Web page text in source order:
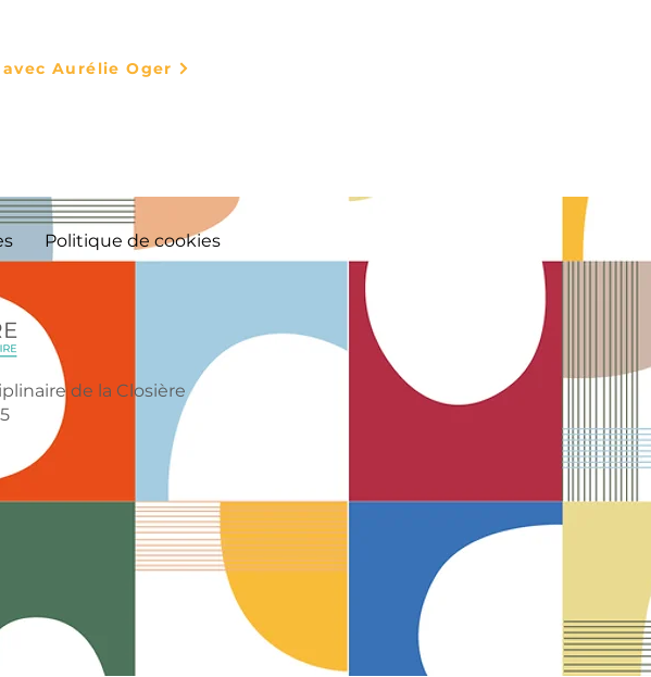
Aurélie Oger
Politique de cookies
de la Closière